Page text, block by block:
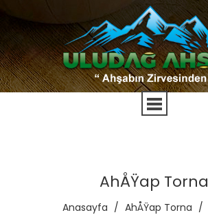
AhÅŸap Torna
Anasayfa / AhÅŸap Torna /